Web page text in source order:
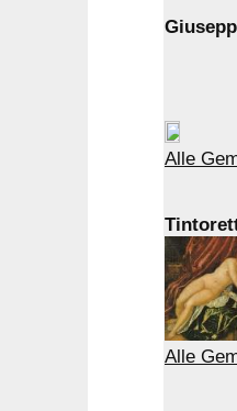
Alle
Alle